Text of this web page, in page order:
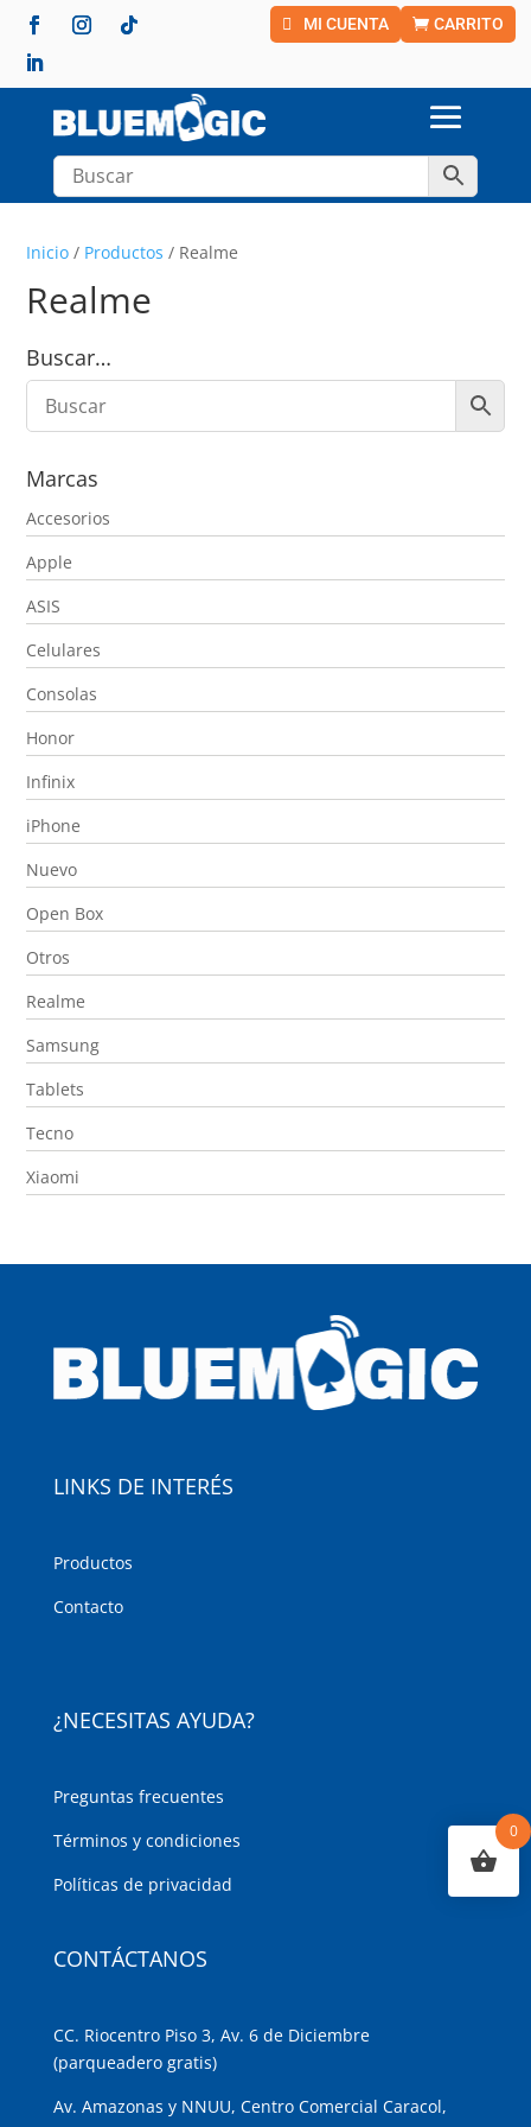
MI CUENTA CARRITO
Inicio / Productos / Realme
Realme
Buscar…
Marcas
Accesorios
Apple
ASIS
Celulares
Consolas
Honor
Infinix
iPhone
Nuevo
Open Box
Otros
Realme
Samsung
Tablets
Tecno
Xiaomi
LINKS DE INTERÉS
Productos
Contacto
¿NECESITAS AYUDA?
Preguntas frecuentes
Términos y condiciones
Políticas de privacidad
CONTÁCTANOS
CC. Riocentro Piso 3, Av. 6 de Diciembre
(parqueadero gratis)
Av. Amazonas y NNUU, Centro Comercial Caracol,
0